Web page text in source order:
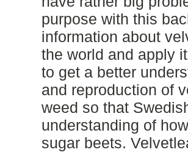
purpose with this
information about
the world and apply
to get a better
and reproduction of
weed so that
understanding of
sugar beets.